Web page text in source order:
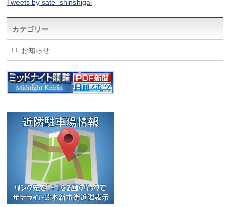
Tweets by sate_shinshigai
カテゴリー
お知らせ